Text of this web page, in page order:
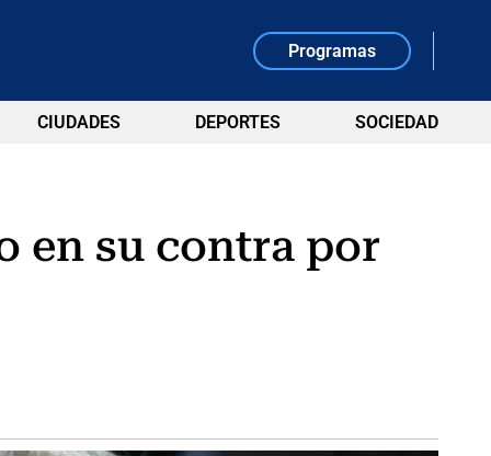
Programas
CIUDADES DEPORTES SOCIEDAD
en su contra por